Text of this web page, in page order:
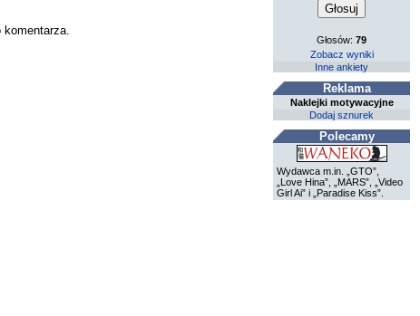
komentarza.
Głosów:79
Zobacz wyniki
Inne ankiety
Reklama
Naklejki motywacyjne
Dodaj sznurek
Polecamy
Wydawca m.in. „GTO”,
„Love Hina”, „MARS”, „Video
Girl Ai” i „Paradise Kiss”.